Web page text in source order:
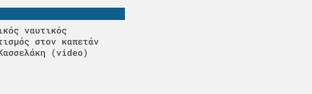
ναυτικός
στον καπετάν
(video)